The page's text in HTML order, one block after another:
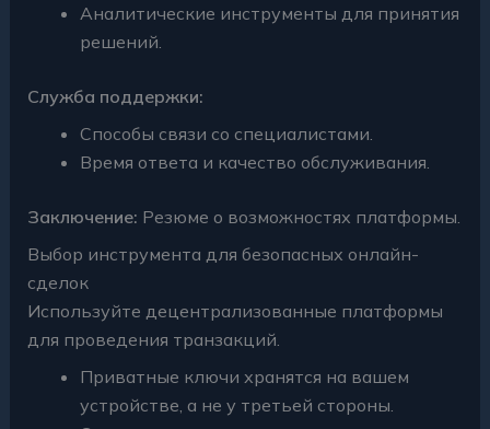
Аналитические инструменты для принятия
решений.
Служба поддержки:
Способы связи со специалистами.
Время ответа и качество обслуживания.
Заключение: Резюме о возможностях платформы.
Выбор инструмента для безопасных онлайн-
сделок
Используйте децентрализованные платформы
для проведения транзакций.
Приватные ключи хранятся на вашем
устройстве, а не у третьей стороны.